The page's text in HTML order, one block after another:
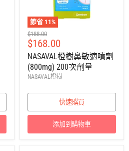
節省 11%
建
議
零
售
價
$188.00
售
價
$168.00
NASAVAL橙樹鼻敏適噴劑
(800mg) 200次劑量
NASAVAL橙樹
快速購買
添加到購物車